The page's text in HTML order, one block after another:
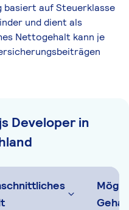
basiert auf Steuerklasse
und dient als
Nettogehalt kann je
Developer in